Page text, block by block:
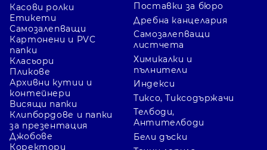
Касови ролки
Етикети
Самозалепващи
Картонени и PVC
папки
Класьори
Пликове
Архивни кутии и
контейнери
Висящи папки
Клипбордове и папки
за презентация
Джобове
Коректори
Поставки за бюро
Дребна канцелария
Самозалепващи
листчета
Химикалки и
пълнители
Индекси
Тиксо, Тиксодържачи
Телбоди,
Антителбоди
Бели дъски